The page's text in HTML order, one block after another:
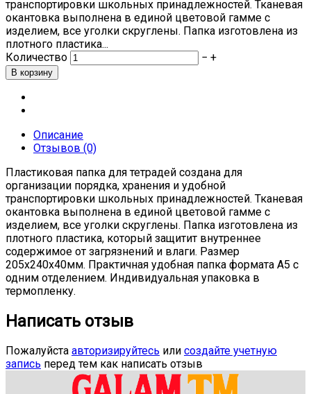
транспортировки школьных принадлежностей. Тканевая
окантовка выполнена в единой цветовой гамме с
изделием, все уголки скруглены. Папка изготовлена из
плотного пластика...
Количество
− +
Описание
Отзывов (0)
Пластиковая папка для тетрадей создана для
организации порядка, хранения и удобной
транспортировки школьных принадлежностей. Тканевая
окантовка выполнена в единой цветовой гамме с
изделием, все уголки скруглены. Папка изготовлена из
плотного пластика, который защитит внутреннее
содержимое от загрязнений и влаги. Размер
205х240х40мм. Практичная удобная папка формата А5 с
одним отделением. Индивидуальная упаковка в
термопленку.
Написать отзыв
Пожалуйста авторизируйтесь или создайте учетную
запись перед тем как написать отзыв